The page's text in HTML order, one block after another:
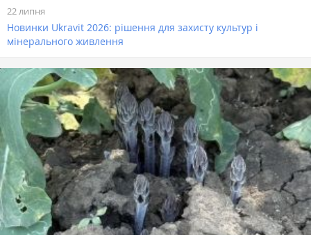
22 липня
Новинки Ukravit 2026: рішення для захисту культур і
мінерального живлення